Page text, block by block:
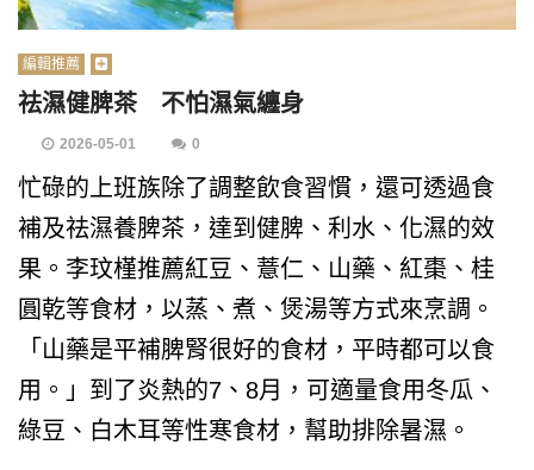
編輯推薦
祛濕健脾茶 不怕濕氣纏身
2026-05-01 0
忙碌的上班族除了調整飲食習慣，還可透過食
補及祛濕養脾茶，達到健脾、利水、化濕的效
果。李玟槿推薦紅豆、薏仁、山藥、紅棗、桂
圓乾等食材，以蒸、煮、煲湯等方式來烹調。
「山藥是平補脾腎很好的食材，平時都可以食
用。」到了炎熱的7、8月，可適量食用冬瓜、
綠豆、白木耳等性寒食材，幫助排除暑濕。